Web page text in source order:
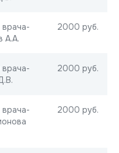
А.А.
2000 руб.
2000 руб.
2000 руб.